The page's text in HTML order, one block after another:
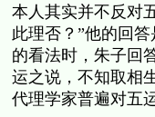
本人其实并不反对
此理否？”他的回
的看法时，朱子回
运之说，不知取相
代理学家普遍对五